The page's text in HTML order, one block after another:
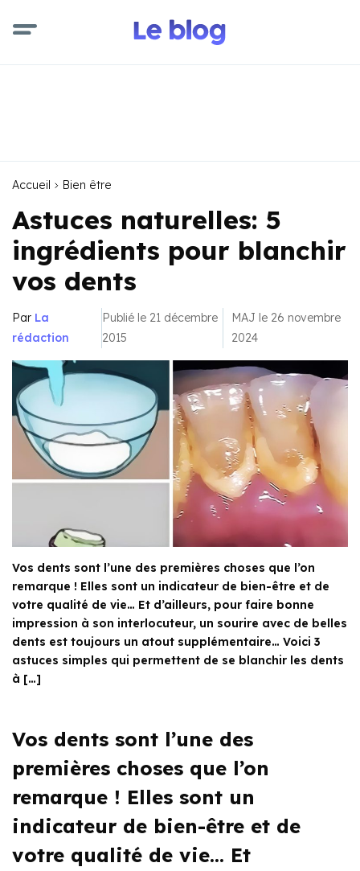
Accueil Bien être
Astuces naturelles: 5
ingrédients pour blanchir
vos dents
Par La
rédaction
Publié le 21 décembre
2015
MAJ le 26 novembre
2024
Vos dents sont l’une des premières choses que l’on
remarque ! Elles sont un indicateur de bien-être et de
votre qualité de vie… Et d’ailleurs, pour faire bonne
impression à son interlocuteur, un sourire avec de belles
dents est toujours un atout supplémentaire… Voici 3
astuces simples qui permettent de se blanchir les dents
à […]
Vos dents sont l’une des
premières choses que l’on
remarque ! Elles sont un
indicateur de bien-être et de
votre qualité de vie… Et